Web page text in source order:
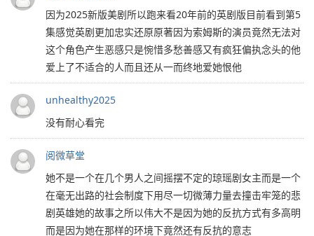
因为2025新版美剧所以跑来看20年前的英剧版目前看到第5️
集感觉英剧更加忠实还原原著因为索姆斯的演员竟然无法对
这个角色产生恶感只是惋惜多愁善感又有疯狂偏执念头的他
爱上了不适合的人而且还从一而终地爱她恨他
unhealthy2025
没有耐心看完
阅微草堂
她不是一个在几个男人之间摇摆不定的琼瑶剧女主而是一个
在毫无出路的社会制度下用尽一切微薄力量去撞击牢笼的悲
剧英雄她的故事之所以伟大不是因为她的反抗方式有多高明
而是因为她在那样的环境下竟然还有反抗的意志